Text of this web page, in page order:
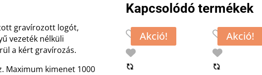
gravírozott logót,
vezeték nélküli
a kért gravírozás.
Maximum kimenet 1000
Kapcsolódó termékek
Akció! Akció!